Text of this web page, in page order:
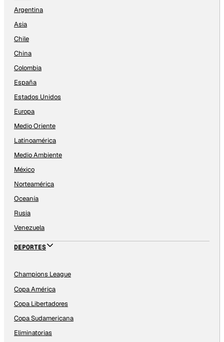
Argentina
Asia
Chile
China
Colombia
España
Estados Unidos
Europa
Medio Oriente
Latinoamérica
Medio Ambiente
México
Norteamérica
Oceanía
Rusia
Venezuela
DEPORTES
Champions League
Copa América
Copa Libertadores
Copa Sudamericana
Eliminatorias